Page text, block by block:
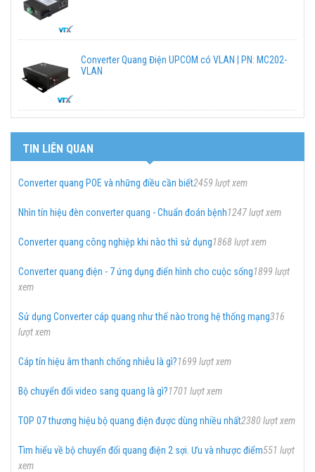
Converter Quang Điện UPCOM có VLAN | PN: MC202-
VLAN
TIN LIÊN QUAN
Converter quang POE và những điều cần biết2459 lượt xem
Nhìn tín hiệu đèn converter quang - Chuẩn đoán bệnh1247 lượt xem
Converter quang công nghiệp khi nào thì sử dụng1868 lượt xem
Converter quang điện - 7 ứng dụng điển hình cho cuộc sống1899 lượt
xem
Sử dụng Converter cáp quang như thế nào trong hệ thống mạng316
lượt xem
Cáp tín hiệu âm thanh chống nhiễu là gì?1699 lượt xem
Bộ chuyển đổi video sang quang là gì?1701 lượt xem
TOP 07 thương hiệu bộ quang điện được dùng nhiều nhất2380 lượt xem
Tìm hiểu về bộ chuyển đổi quang điện 2 sợi. Ưu và nhược điểm551 lượt
xem